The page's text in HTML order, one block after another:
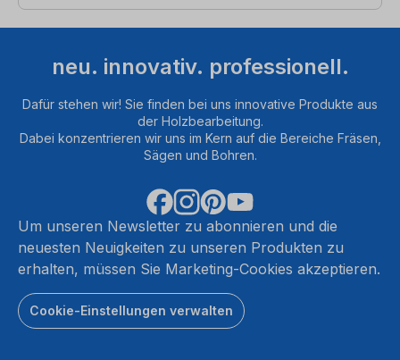
neu. innovativ. professionell.
Dafür stehen wir! Sie finden bei uns innovative Produkte aus
der Holzbearbeitung.
Dabei konzentrieren wir uns im Kern auf die Bereiche Fräsen,
Sägen und Bohren.
Um unseren Newsletter zu abonnieren und die
neuesten Neuigkeiten zu unseren Produkten zu
erhalten, müssen Sie Marketing-Cookies akzeptieren.
Cookie-Einstellungen verwalten